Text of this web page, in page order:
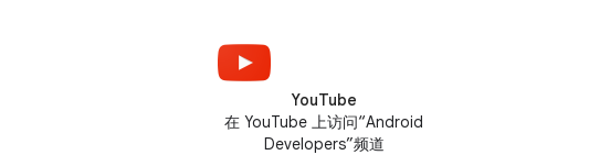
YouTube
在 YouTube 上访问“Android
Developers”频道